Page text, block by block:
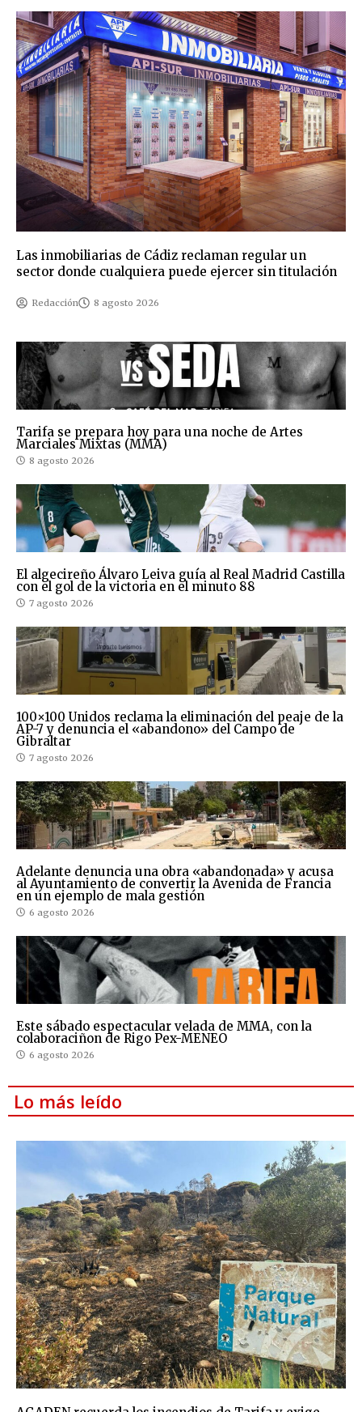
Las inmobiliarias de Cádiz reclaman regular un
sector donde cualquiera puede ejercer sin titulación
Redacción 8 agosto 2026
Tarifa se prepara hoy para una noche de Artes
Marciales Mixtas (MMA)
8 agosto 2026
El algecireño Álvaro Leiva guía al Real Madrid Castilla
con el gol de la victoria en el minuto 88
7 agosto 2026
100×100 Unidos reclama la eliminación del peaje de la
AP-7 y denuncia el «abandono» del Campo de
Gibraltar
7 agosto 2026
Adelante denuncia una obra «abandonada» y acusa
al Ayuntamiento de convertir la Avenida de Francia
en un ejemplo de mala gestión
6 agosto 2026
Este sábado espectacular velada de MMA, con la
colaboraciñon de Rigo Pex-MENEO
6 agosto 2026
Lo más leído